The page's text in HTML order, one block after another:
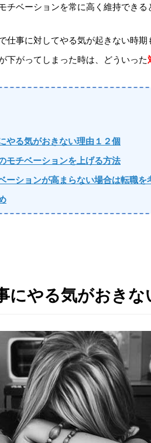
チベーションを常に高く維持でき
仕事に対してやる気が起きない時
下がってしまった時は、どういった
やる気がおきない理由１２個
モチベーションを上げる方法
ーションが高まらない場合は転職を
にやる気がおきな